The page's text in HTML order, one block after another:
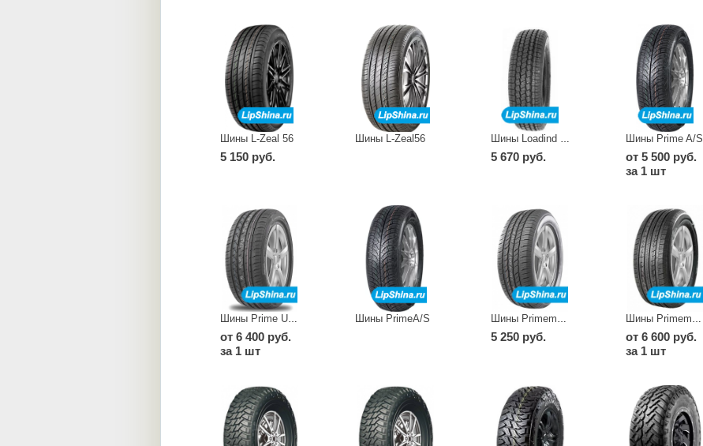
Шины L-Zeal 56
5 150 руб.
Шины L-Zeal56
5 670 руб.
Шины Prime A/S
от 5 500 руб.
за 1 шт
Шины Prime UHP 08
от 6 400 руб.
за 1 шт
Шины PrimeA/S Шины Primemarch H/T 77
5 250 руб.
Шины Primemarch H/T 79
от 6 600 руб.
за 1 шт